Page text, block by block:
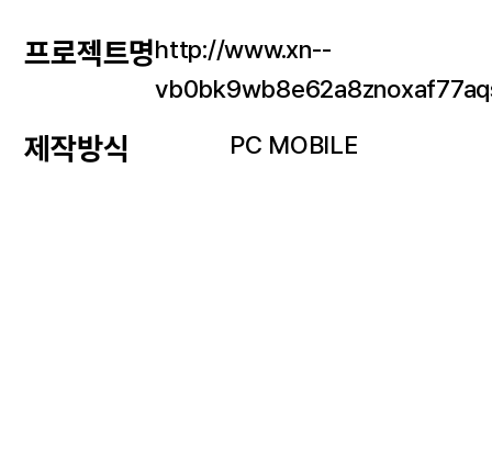
프로젝트명http://www.xn--
제작방식 PC MOBILE